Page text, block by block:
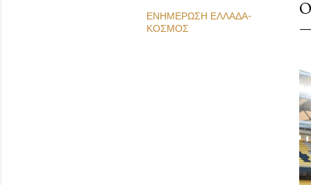
ΕΝΗΜΕΡΩΣΗ ΕΛΛΑΔΑ-
ΚΟΣΜΟΣ